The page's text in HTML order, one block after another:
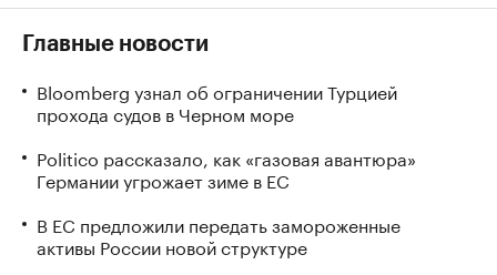
Главные новости
Bloomberg узнал об ограничении Турцией
прохода судов в Черном море
Politico рассказало, как «газовая авантюра»
Германии угрожает зиме в ЕС
В ЕС предложили передать замороженные
активы России новой структуре